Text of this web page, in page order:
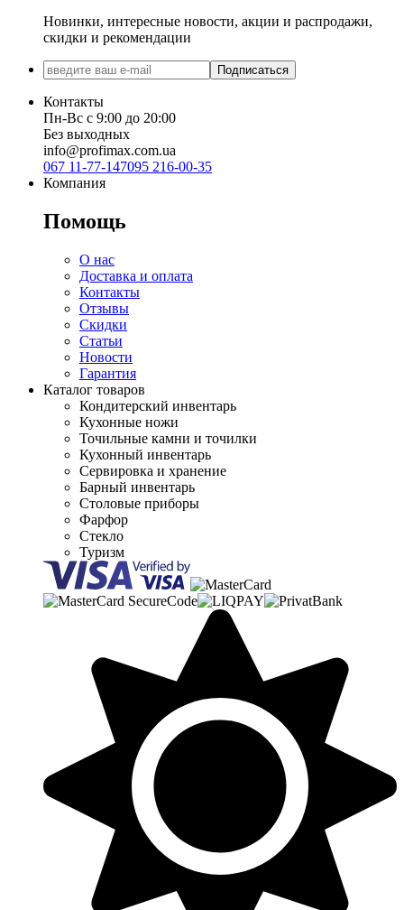
Новинки, интересные новости, акции и распродажи,
скидки и рекомендации
Подписаться
Контакты
Пн-Вс с 9:00 до 20:00
Без выходных
info@profimax.com.ua
067 11-77-147095 216-00-35
Компания
Помощь
О нас
Доставка и оплата
Контакты
Отзывы
Скидки
Статьи
Новости
Гарантия
Каталог товаров
Кондитерский инвентарь
Кухонные ножи
Точильные камни и точилки
Кухонный инвентарь
Сервировка и хранение
Барный инвентарь
Столовые приборы
Фарфор
Стекло
Туризм